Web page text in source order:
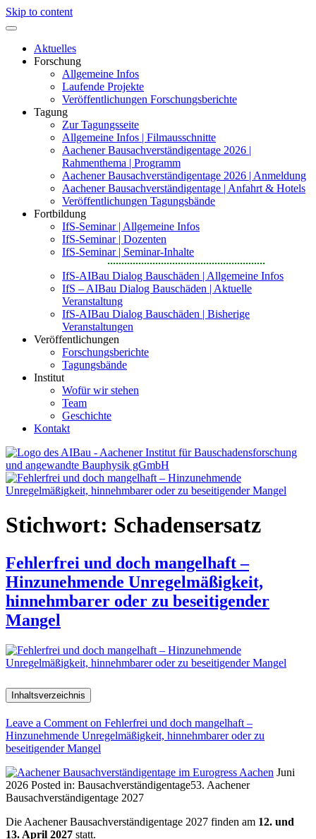
Skip to content
Aktuelles
Forschung
Allgemeine Infos
Laufende Projekte
Veröffentlichungen Forschungsberichte
Tagung
Zur Tagungsseite
Allgemeine Infos | Filmausschnitte
Aachener Bausachverständigentage 2026 |
Rahmenthema | Programm
Aachener Bausachverständigentage 2026 | Anmeldung
Aachener Bausachverständigentage | Anfahrt & Hotels
Veröffentlichungen Tagungsbände
Fortbildung
IfS-Seminar | Allgemeine Infos
IfS-Seminar | Dozenten
IfS-Seminar | Seminar-Inhalte
IfS-AIBau Dialog Bauschäden | Allgemeine Infos
IfS – AIBau Dialog Bauschäden | Aktuelle
Veranstaltung
IfS-AIBau Dialog Bauschäden | Bisherige
Veranstaltungen
Veröffentlichungen
Forschungsberichte
Tagungsbände
Institut
Wofür wir stehen
Team
Geschichte
Kontakt
AIBau – Aachener Institut für Bauschadensforschung und
Stichwort: Schadensersatz
Fehlerfrei und doch mangelhaft –
Hinzunehmende Unregelmäßigkeit,
hinnehmbarer oder zu beseitigender
Mangel
Inhaltsverzeichnis
Leave a Comment on Fehlerfrei und doch mangelhaft –
Hinzunehmende Unregelmäßigkeit, hinnehmbarer oder zu
beseitigender Mangel
Juni
2026 Posted in: Bausachverständigentage53. Aachener
Bausachverständigentage 2027
Die Aachener Bausachverständigentage 2027 finden am 12. und
13. April 2027 statt.